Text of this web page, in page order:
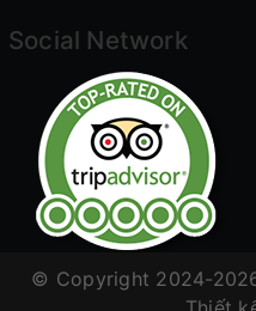
Social Network
© Copyright 2024-